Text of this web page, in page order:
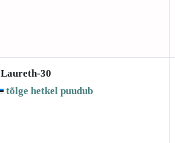
Laureth-30
tõlge hetkel puudub